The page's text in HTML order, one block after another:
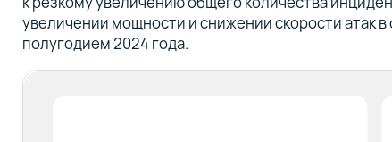
увеличении мощности и снижении скорости атак
полугодием 2024 года.